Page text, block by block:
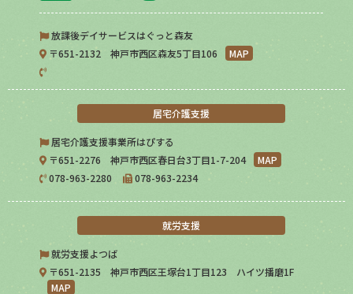
放課後デイサービスはぐっと森友
〒651-2132 神戸市西区森友5丁目106
MAP
居宅介護支援
居宅介護支援事業所はぴする
〒651-2276 神戸市西区春日台3丁目1-7-204
MAP
078-963-2280
078-963-2234
就労支援
就労支援よつば
〒651-2135 神戸市西区王塚台1丁目123 ハイツ播磨1F
MAP